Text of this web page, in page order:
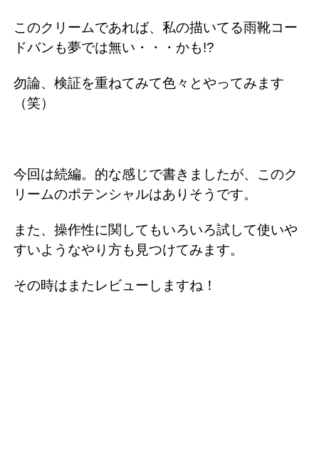
このクリームであれば、私の描いてる雨靴コー
ドバンも夢では無い・・・かも!?
勿論、検証を重ねてみて色々とやってみます
（笑）
今回は続編。的な感じで書きましたが、このク
リームのポテンシャルはありそうです。
また、操作性に関してもいろいろ試して使いや
すいようなやり方も見つけてみます。
その時はまたレビューしますね！